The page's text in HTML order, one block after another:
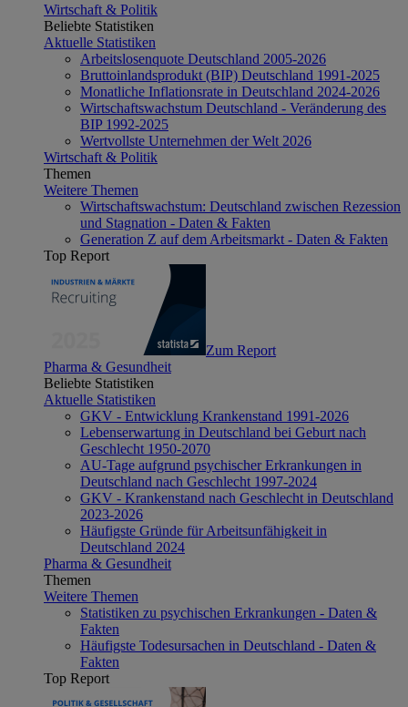
Wirtschaft & Politik
Beliebte Statistiken
Aktuelle Statistiken
Arbeitslosenquote Deutschland 2005-2026
Bruttoinlandsprodukt (BIP) Deutschland 1991-2025
Monatliche Inflationsrate in Deutschland 2024-2026
Wirtschaftswachstum Deutschland - Veränderung des
BIP 1992-2025
Wertvollste Unternehmen der Welt 2026
Wirtschaft & Politik
Themen
Weitere Themen
Wirtschaftswachstum: Deutschland zwischen Rezession
und Stagnation - Daten & Fakten
Generation Z auf dem Arbeitsmarkt - Daten & Fakten
Top Report
Zum Report
Pharma & Gesundheit
Beliebte Statistiken
Aktuelle Statistiken
GKV - Entwicklung Krankenstand 1991-2026
Lebenserwartung in Deutschland bei Geburt nach
Geschlecht 1950-2070
AU-Tage aufgrund psychischer Erkrankungen in
Deutschland nach Geschlecht 1997-2024
GKV - Krankenstand nach Geschlecht in Deutschland
2023-2026
Häufigste Gründe für Arbeitsunfähigkeit in
Deutschland 2024
Pharma & Gesundheit
Themen
Weitere Themen
Statistiken zu psychischen Erkrankungen - Daten &
Fakten
Häufigste Todesursachen in Deutschland - Daten &
Fakten
Top Report